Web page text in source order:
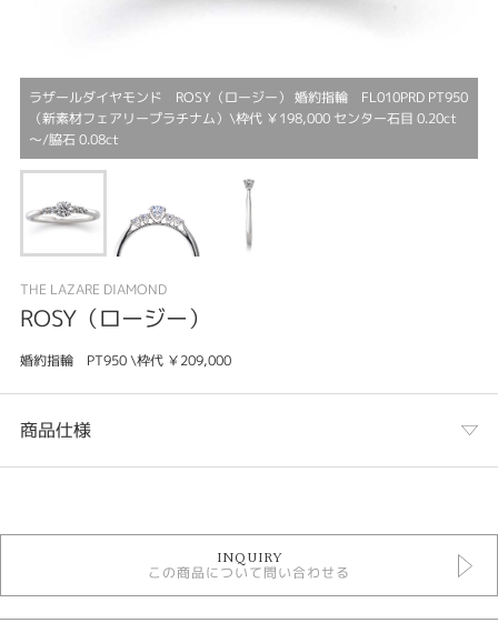
ラザールダイヤモンド ROSY（ロージー） 婚約指輪 FL010PRD PT950
（新素材フェアリープラチナム）\枠代 ￥198,000 センター石目 0.20ct
～/脇石 0.08ct
THE LAZARE DIAMOND
ROSY（ロージー）
婚約指輪 PT950 \枠代 ￥209,000
商品仕様
婚約指輪
セットリングゴージャス
ラザールダイヤモンド 婚約指輪
INQUIRY
この商品について問い合わせる